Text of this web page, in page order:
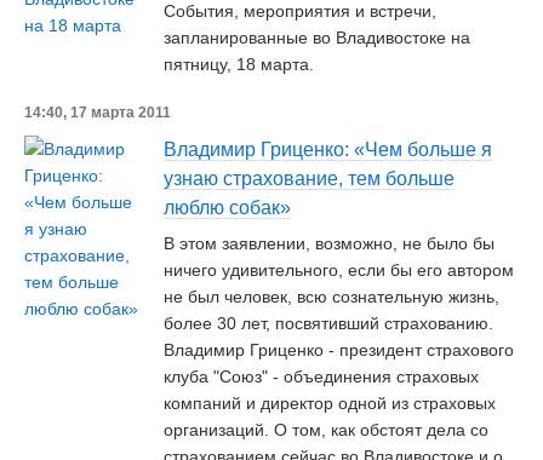
События, мероприятия и встречи,
запланированные во Владивостоке на
пятницу, 18 марта.
14:40, 17 марта 2011
Владимир Гриценко: «Чем больше я
узнаю страхование, тем больше
люблю собак»
В этом заявлении, возможно, не было бы
ничего удивительного, если бы его автором
не был человек, всю сознательную жизнь,
более 30 лет, посвятивший страхованию.
Владимир Гриценко - президент страхового
клуба "Союз" - объединения страховых
компаний и директор одной из страховых
организаций. О том, как обстоят дела со